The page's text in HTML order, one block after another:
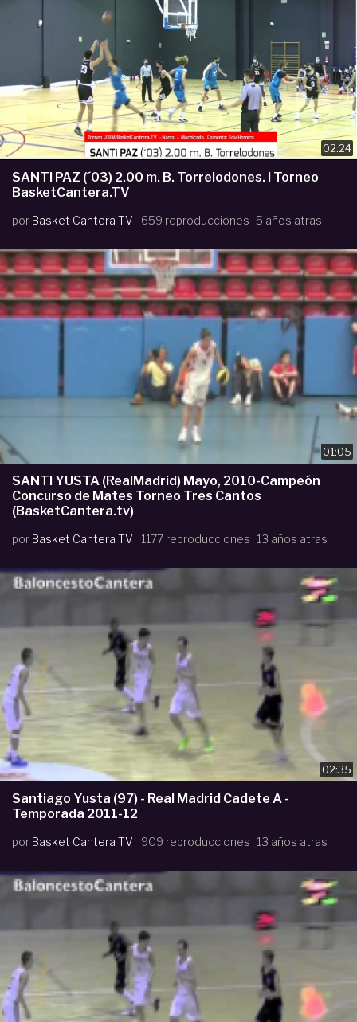
02:24
SANTi PAZ (´03) 2.00 m. B. Torrelodones. I Torneo
BasketCantera.TV
por Basket Cantera TV 659 reproducciones 5 años atras
01:05
SANTI YUSTA (RealMadrid) Mayo, 2010-Campeón
Concurso de Mates Torneo Tres Cantos
(BasketCantera.tv)
por Basket Cantera TV 1177 reproducciones 13 años atras
02:35
Santiago Yusta (97) - Real Madrid Cadete A -
Temporada 2011-12
por Basket Cantera TV 909 reproducciones 13 años atras